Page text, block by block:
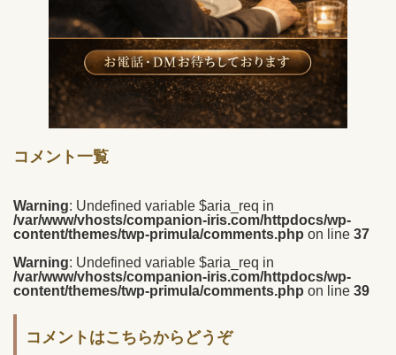
コメント一覧
Warning: Undefined variable $aria_req in
/var/www/vhosts/companion-iris.com/httpdocs/wp-
content/themes/twp-primula/comments.php on line 37
Warning: Undefined variable $aria_req in
/var/www/vhosts/companion-iris.com/httpdocs/wp-
content/themes/twp-primula/comments.php on line 39
コメントはこちらからどうぞ